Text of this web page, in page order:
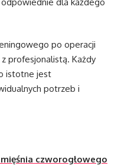
po operacji
profesjonalistą. Każdy
istotne jest
potrzeb i
czworogłowego